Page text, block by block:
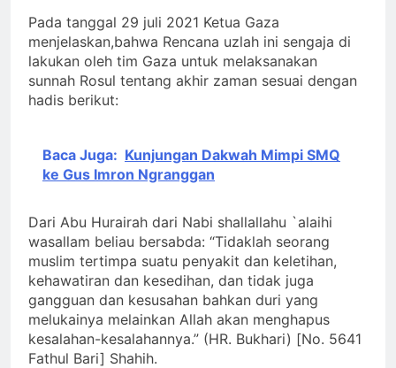
JemaahAllah ﷻ Telah
Menyiapkan “Gua
Ashabul Kahfi” Akhir
Zaman Bagi Para
Qasim, Dengan 7
Tokoh Inti Sebagai
Porosnya dan Hanya
yang Diijinkan Masuk
2 Hari Ago
Sorot Kamera Dunia
Terang & Sebuah
Barisan yang Diakui,
Identitas Muhammas
Qasim Sebab Calon
Imam Mahdi Masalah
Mayoritas Manusia,
Kemuliaannya Jauh
dari Apa yang
Tampak
3 Hari Ago
Dijawab Lewat Wajah
(kang Diki) : Isyarat
Petunjuk Melalui
Jalan Hati
3 Hari Ago
Pada tanggal 29 juli 2021 Ketua Gaza
menjelaskan,bahwa Rencana uzlah ini sengaja di
lakukan oleh tim Gaza untuk melaksanakan
sunnah Rosul tentang akhir zaman sesuai dengan
hadis berikut:
Baca Juga: Kunjungan Dakwah Mimpi SMQ
ke Gus Imron Ngranggan
Dari Abu Hurairah dari Nabi shallallahu `alaihi
wasallam beliau bersabda: “Tidaklah seorang
muslim tertimpa suatu penyakit dan keletihan,
kehawatiran dan kesedihan, dan tidak juga
gangguan dan kesusahan bahkan duri yang
melukainya melainkan Allah akan menghapus
kesalahan-kesalahannya.” (HR. Bukhari) [No. 5641
Fathul Bari] Shahih.